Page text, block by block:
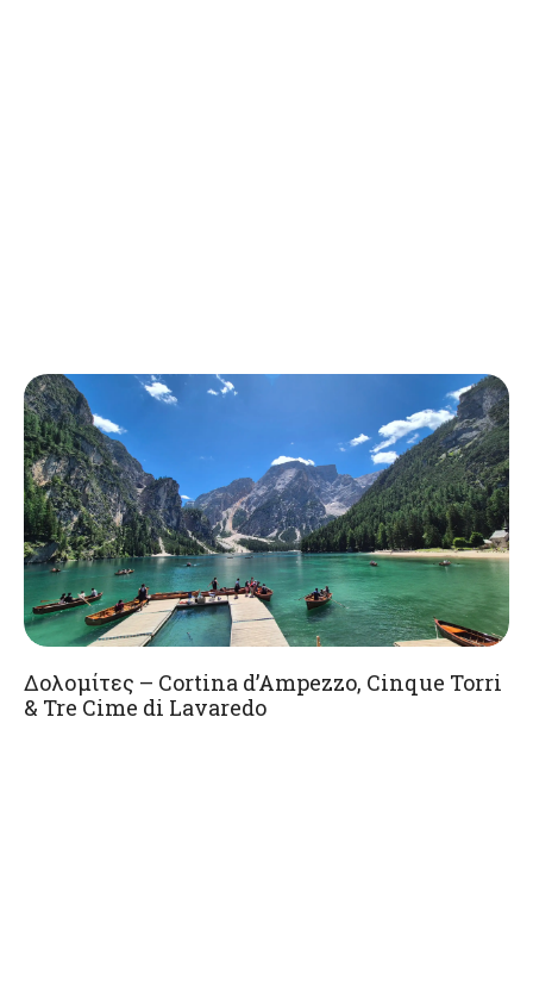
Δολομίτες – Cortina d’Ampezzo, Cinque Torri
& Tre Cime di Lavaredo